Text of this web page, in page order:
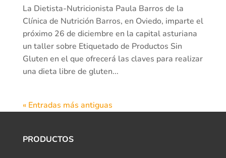
La Dietista-Nutricionista Paula Barros de la
Clínica de Nutrición Barros, en Oviedo, imparte el
próximo 26 de diciembre en la capital asturiana
un taller sobre Etiquetado de Productos Sin
Gluten en el que ofrecerá las claves para realizar
una dieta libre de gluten...
« Entradas más antiguas
PRODUCTOS